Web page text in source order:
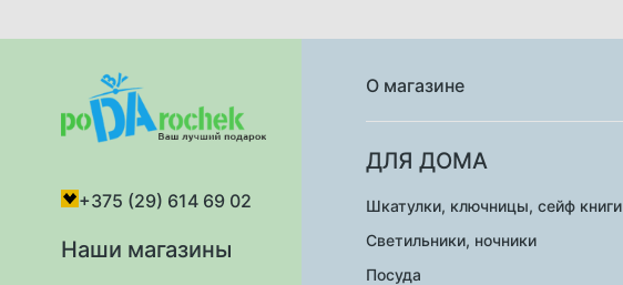
+375 (29) 614 69 02
Наши магазины
О магазине
ДЛЯ ДОМА
Шкатулки, ключницы, сейф книги
Светильники, ночники
Посуда